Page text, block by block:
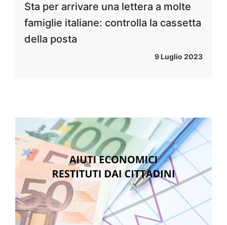
Sta per arrivare una lettera a molte
famiglie italiane: controlla la cassetta
della posta
9 Luglio 2023